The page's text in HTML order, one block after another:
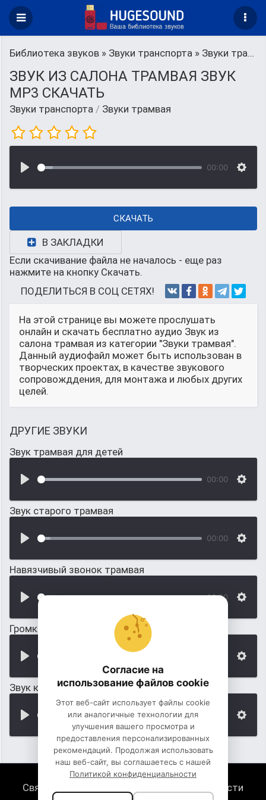
Библиотека звуков » Звуки транспорта » Звуки трамвая
ЗВУК ИЗ САЛОНА ТРАМВАЯ ЗВУК
MP3 СКАЧАТЬ
Звуки транспорта / Звуки трамвая
00:00
СКАЧАТЬ
В ЗАКЛАДКИ
Если скачивание файла не началось - еще раз
нажмите на кнопку Скачать.
ПОДЕЛИТЬСЯ В СОЦ СЕТЯХ!
На этой странице вы можете прослушать
онлайн и скачать бесплатно аудио Звук из
салона трамвая из категории "Звуки трамвая".
Данный аудиофайл может быть использован в
творческих проектах, в качестве звукового
сопровожддения, для монтажа и любых других
целей.
ДРУГИЕ ЗВУКИ
Звук трамвая для детей
00:00
Звук старого трамвая
00:00
Навязчивый звонок трамвая
00:00
Громкий сигнал (звук) трамвая
Звук колокольчика американского трамвая
Связь с нами
Политика конфиденциальности
Согласие на
использование файлов cookie
Этот веб-сайт использует файлы cookie
или аналогичные технологии для
улучшения вашего просмотра и
предоставления персонализированных
рекомендаций. Продолжая использовать
наш веб-сайт, вы соглашаетесь с нашей
Политикой конфиденциальности